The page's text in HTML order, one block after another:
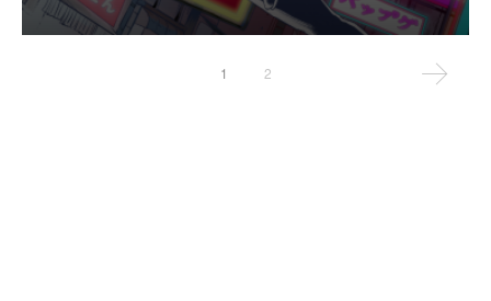
1 2